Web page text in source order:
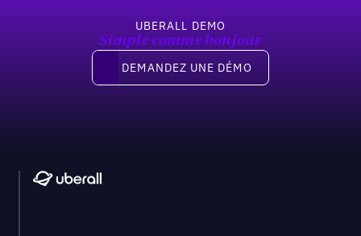
UBERALL DEMO
Simple comme bonjour
Demandez une démo
DEMANDEZ UNE DÉMO